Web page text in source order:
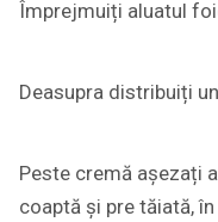
Împrejmuiți aluatul
Deasupra distribuiți
Peste cremă așezați
coaptă și pre tăiată,